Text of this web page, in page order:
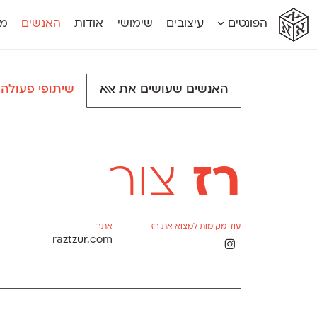
אא
אא
א
א
הפונטים עיצובים שימושי אודות האנשים
האנשים שעושים את אאא שיתופי פעולה
רז צור
עוד מקומות למצוא את רז
Θ
אתר
raztzur.com